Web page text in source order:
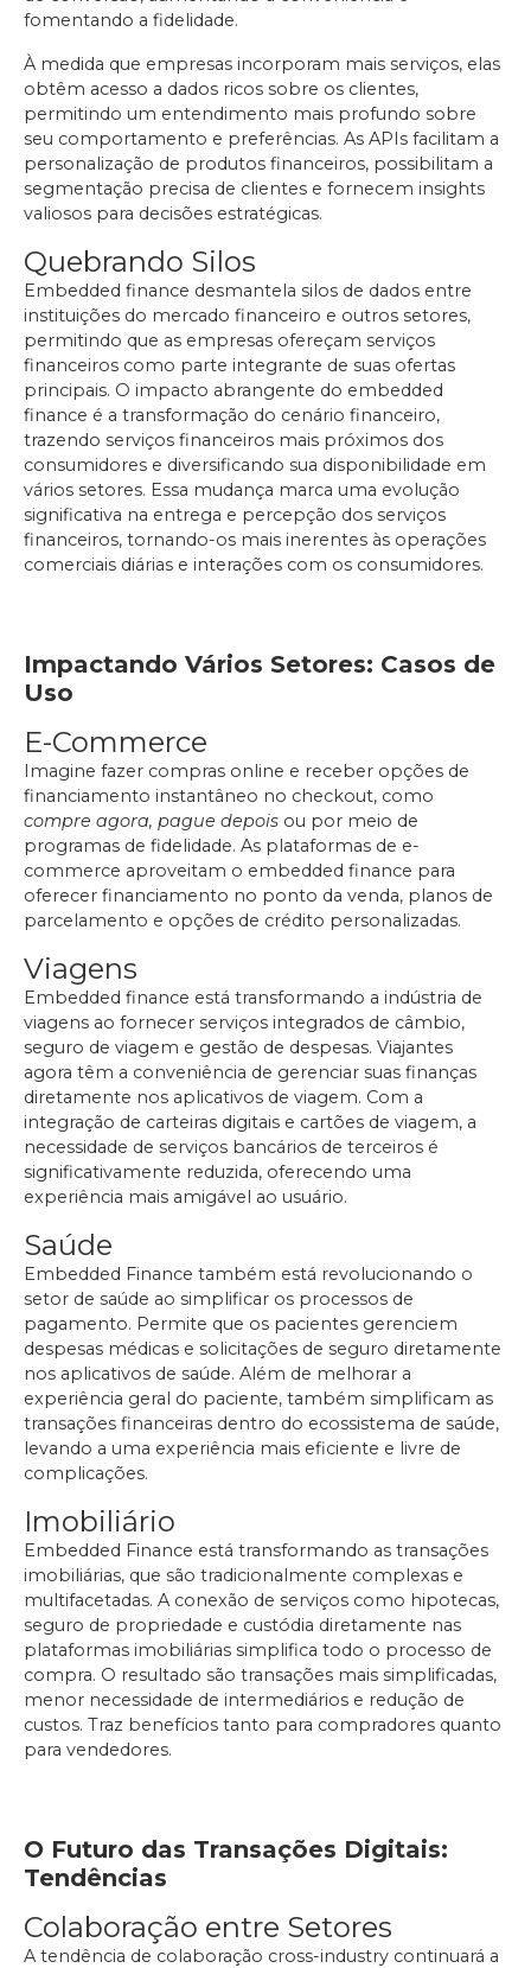
fomentando a fidelidade.
À medida que empresas incorporam mais serviços, elas
obtêm acesso a dados ricos sobre os clientes,
permitindo um entendimento mais profundo sobre
seu comportamento e preferências. As APIs facilitam a
personalização de produtos financeiros, possibilitam a
segmentação precisa de clientes e fornecem insights
valiosos para decisões estratégicas.
Quebrando Silos
Embedded finance desmantela silos de dados entre
instituições do mercado financeiro e outros setores,
permitindo que as empresas ofereçam serviços
financeiros como parte integrante de suas ofertas
principais. O impacto abrangente do embedded
finance é a transformação do cenário financeiro,
trazendo serviços financeiros mais próximos dos
consumidores e diversificando sua disponibilidade em
vários setores. Essa mudança marca uma evolução
significativa na entrega e percepção dos serviços
financeiros, tornando-os mais inerentes às operações
comerciais diárias e interações com os consumidores.
Impactando Vários Setores: Casos de
Uso
E-Commerce
Imagine fazer compras online e receber opções de
financiamento instantâneo no checkout, como
compre agora, pague depois ou por meio de
programas de fidelidade. As plataformas de e-
commerce aproveitam o embedded finance para
oferecer financiamento no ponto da venda, planos de
parcelamento e opções de crédito personalizadas.
Viagens
Embedded finance está transformando a indústria de
viagens ao fornecer serviços integrados de câmbio,
seguro de viagem e gestão de despesas. Viajantes
agora têm a conveniência de gerenciar suas finanças
diretamente nos aplicativos de viagem. Com a
integração de carteiras digitais e cartões de viagem, a
necessidade de serviços bancários de terceiros é
significativamente reduzida, oferecendo uma
experiência mais amigável ao usuário.
Saúde
Embedded Finance também está revolucionando o
setor de saúde ao simplificar os processos de
pagamento. Permite que os pacientes gerenciem
despesas médicas e solicitações de seguro diretamente
nos aplicativos de saúde. Além de melhorar a
experiência geral do paciente, também simplificam as
transações financeiras dentro do ecossistema de saúde,
levando a uma experiência mais eficiente e livre de
complicações.
Imobiliário
Embedded Finance está transformando as transações
imobiliárias, que são tradicionalmente complexas e
multifacetadas. A conexão de serviços como hipotecas,
seguro de propriedade e custódia diretamente nas
plataformas imobiliárias simplifica todo o processo de
compra. O resultado são transações mais simplificadas,
menor necessidade de intermediários e redução de
custos. Traz benefícios tanto para compradores quanto
para vendedores.
O Futuro das Transações Digitais:
Tendências
Colaboração entre Setores
A tendência de colaboração cross-industry continuará a